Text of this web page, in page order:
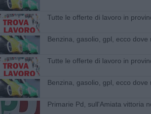
​Tutte le offerte di lavoro in
​Benzina, gasolio, gpl, ecco dove
​Tutte le offerte di lavoro in
​Benzina, gasolio, gpl, ecco dove
Primarie Pd, sull'Amiata vittoria